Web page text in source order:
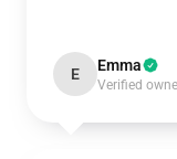
E Emma
Verified